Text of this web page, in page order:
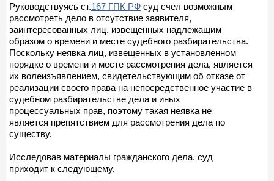
Руководствуясь ст.167 ГПК РФ суд счел возможным
рассмотреть дело в отсутствие заявителя,
заинтересованных лиц, извещенных надлежащим
образом о времени и месте судебного разбирательства.
Поскольку неявка лиц, извещенных в установленном
порядке о времени и месте рассмотрения дела, является
их волеизъявлением, свидетельствующим об отказе от
реализации своего права на непосредственное участие в
судебном разбирательстве дела и иных
процессуальных прав, поэтому такая неявка не
является препятствием для рассмотрения дела по
существу.
Исследовав материалы гражданского дела, суд
приходит к следующему.